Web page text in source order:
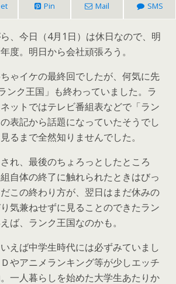
Pin Mail SMS
、今日（4月1日）は休日なので、明
度。明日から会社頑張ろう。
ゃイケの最終回でしたが、何気に先
ンク王国」も終わっていました。ラ
ットではテレビ番組表などで「ラン
表記から話題になっていたそうでし
るまで全然知りませんでした。
れ、最後のちょろっとしたところ
自体の終了に触れられたときはびっ
この終わり方が、翌日はまだ休みの
気兼ねせずに見ることのできたラン
ば、ランク王国なのかも。
ば中学生時代には必ずみていまし
やアニメランキング等が少しエッチ
一人暮らしを始めた大学生あたりか